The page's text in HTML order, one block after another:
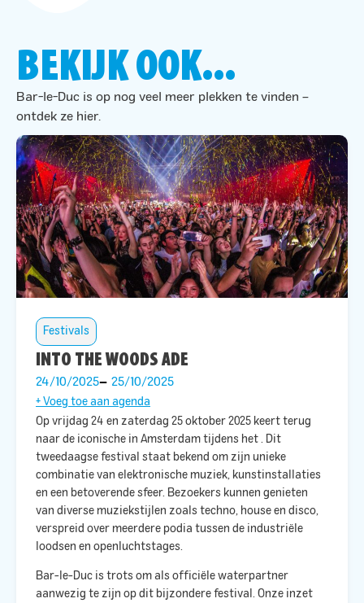
BEKIJK OOK...
Bar-le-Duc is op nog veel meer plekken te vinden –
ontdek ze hier.
Festivals
INTO THE WOODS ADE
24/10/2025 25/10/2025
+ Voeg toe aan agenda
Op vrijdag 24 en zaterdag 25 oktober 2025 keert terug
naar de iconische in Amsterdam tijdens het
. Dit
tweedaagse festival staat bekend om zijn unieke
combinatie van elektronische muziek, kunstinstallaties
en een betoverende sfeer. Bezoekers kunnen genieten
van diverse muziekstijlen zoals techno, house en disco,
verspreid over meerdere podia tussen de industriële
loodsen en openluchtstages. ​
Bar-le-Duc is trots om als officiële waterpartner
aanwezig te zijn op dit bijzondere festival. Onze inzet